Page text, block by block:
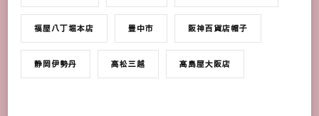
福屋八丁堀本店 豊中市 阪神百貨店帽子
静岡伊勢丹 高松三越 髙島屋大阪店